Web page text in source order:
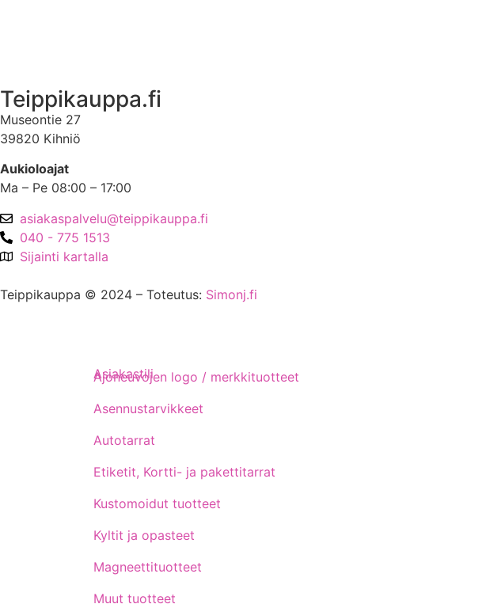
Teippikauppa.fi
Museontie 27
39820 Kihniö
Aukioloajat
Ma – Pe 08:00 – 17:00
asiakaspalvelu@teippikauppa.fi
040 - 775 1513
Sijainti kartalla
Teippikauppa © 2024 – Toteutus: Simonj.fi
Ajoneuvojen logo / merkkituotteet
Asennustarvikkeet
Autotarrat
Etiketit, Kortti- ja pakettitarrat
Kustomoidut tuotteet
Kyltit ja opasteet
Magneettituotteet
Muut tuotteet
Asiakastili